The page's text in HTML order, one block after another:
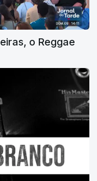
o Reggae